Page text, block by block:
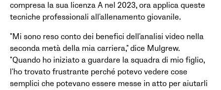
compresa la sua licenza A nel 2023, ora applica queste
tecniche professionali all'allenamento giovanile.
"Mi sono reso conto dei benefici dell'analisi video nella
seconda metà della mia carriera," dice Mulgrew.
"Quando ho iniziato a guardare la squadra di mio figlio,
l'ho trovato frustrante perché potevo vedere cose
semplici che potevano essere messe in atto per aiutarli